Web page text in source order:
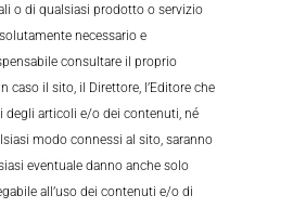
o di qualsiasi prodotto o servizio
necessario e
consultare il proprio
caso il sito, il Direttore, l’Editore che
degli articoli e/o dei contenuti, né
modo connessi al sito, saranno
eventuale danno anche solo
all’uso dei contenuti e/o di